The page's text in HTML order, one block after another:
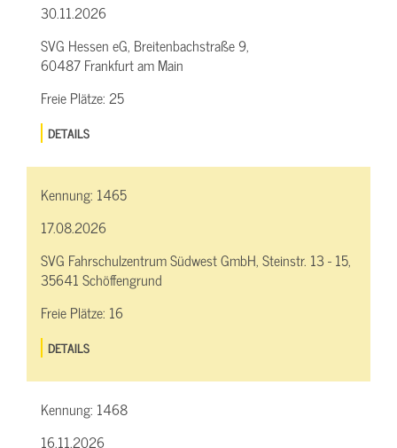
30.11.2026
SVG Hessen eG, Breitenbachstraße 9,
60487 Frankfurt am Main
Freie Plätze:25
DETAILS
Kennung: 1465
17.08.2026
SVG Fahrschulzentrum Südwest GmbH, Steinstr. 13 - 15,
35641 Schöffengrund
Freie Plätze: 16
DETAILS
Kennung: 1468
16.11.2026